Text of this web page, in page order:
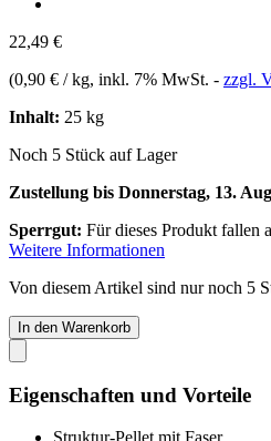
22,49 €
(0,90 € / kg, inkl. 7% MwSt. - zzgl.
Inhalt: 25 kg
Noch 5 Stück auf Lager
Zustellung bis Donnerstag, 13.
Sperrgut: Für dieses Produkt fallen
Weitere Informationen
Von diesem Artikel sind nur noch 5
In den Warenkorb
Eigenschaften und Vorteile